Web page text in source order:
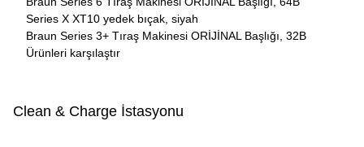
Series X XT10 yedek bıçak, siyah
Braun Series 3+ Tıraş Makinesi ORİJİNAL Başlığı, 32B
Ürünleri karşılaştır
Clean & Charge İstasyonu